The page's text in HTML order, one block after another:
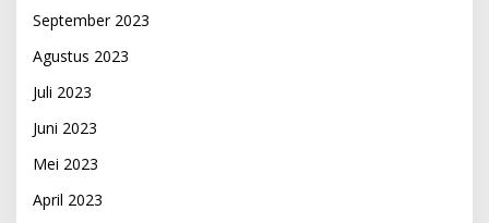
September 2023
Agustus 2023
Juli 2023
Juni 2023
Mei 2023
April 2023